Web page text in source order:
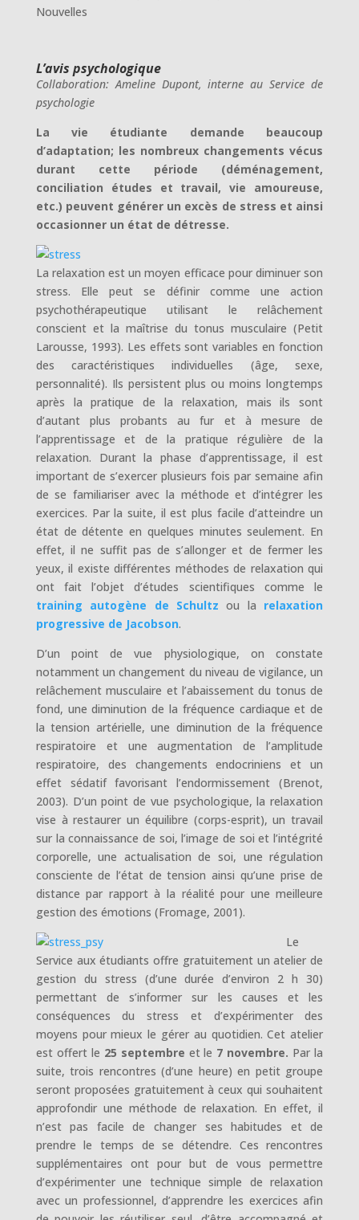
Nouvelles
L’avis psychologique
Collaboration: Ameline Dupont, interne au Service de
psychologie
La vie étudiante demande beaucoup
d’adaptation; les nombreux changements vécus
durant cette période (déménagement,
conciliation études et travail, vie amoureuse,
etc.) peuvent générer un excès de stress et ainsi
occasionner un état de détresse.
La relaxation est un moyen efficace pour diminuer son
stress. Elle peut se définir comme une action
psychothérapeutique utilisant le relâchement
conscient et la maîtrise du tonus musculaire (Petit
Larousse, 1993). Les effets sont variables en fonction
des caractéristiques individuelles (âge, sexe,
personnalité). Ils persistent plus ou moins longtemps
après la pratique de la relaxation, mais ils sont
d’autant plus probants au fur et à mesure de
l’apprentissage et de la pratique régulière de la
relaxation. Durant la phase d’apprentissage, il est
important de s’exercer plusieurs fois par semaine afin
de se familiariser avec la méthode et d’intégrer les
exercices. Par la suite, il est plus facile d’atteindre un
état de détente en quelques minutes seulement. En
effet, il ne suffit pas de s’allonger et de fermer les
yeux, il existe différentes méthodes de relaxation qui
ont fait l’objet d’études scientifiques comme le
training autogène de Schultz ou la relaxation
progressive de Jacobson.
D’un point de vue physiologique, on constate
notamment un changement du niveau de vigilance, un
relâchement musculaire et l’abaissement du tonus de
fond, une diminution de la fréquence cardiaque et de
la tension artérielle, une diminution de la fréquence
respiratoire et une augmentation de l’amplitude
respiratoire, des changements endocriniens et un
effet sédatif favorisant l’endormissement (Brenot,
2003). D’un point de vue psychologique, la relaxation
vise à restaurer un équilibre (corps-esprit), un travail
sur la connaissance de soi, l’image de soi et l’intégrité
corporelle, une actualisation de soi, une régulation
consciente de l’état de tension ainsi qu’une prise de
distance par rapport à la réalité pour une meilleure
gestion des émotions (Fromage, 2001).
Le
Service aux étudiants offre gratuitement un atelier de
gestion du stress (d’une durée d’environ 2 h 30)
permettant de s’informer sur les causes et les
conséquences du stress et d’expérimenter des
moyens pour mieux le gérer au quotidien. Cet atelier
est offert le 25 septembre et le 7 novembre. Par la
suite, trois rencontres (d’une heure) en petit groupe
seront proposées gratuitement à ceux qui souhaitent
approfondir une méthode de relaxation. En effet, il
n’est pas facile de changer ses habitudes et de
prendre le temps de se détendre. Ces rencontres
supplémentaires ont pour but de vous permettre
d’expérimenter une technique simple de relaxation
avec un professionnel, d’apprendre les exercices afin